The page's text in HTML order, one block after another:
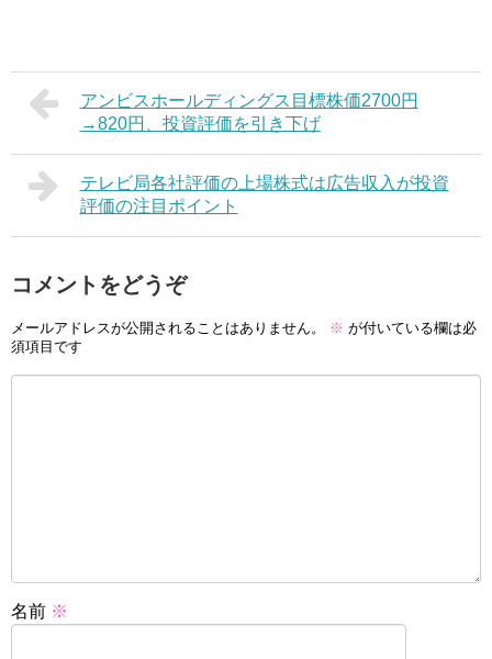
アンビスホールディングス目標株価2700円
→820円、投資評価を引き下げ
テレビ局各社評価の上場株式は広告収入が投資
評価の注目ポイント
コメントをどうぞ
メールアドレスが公開されることはありません。 ※ が付いている欄は必
須項目です
名前 ※